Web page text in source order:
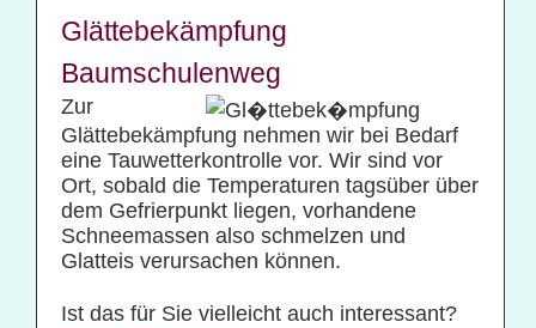
Glättebekämpfung
Baumschulenweg
Zur
Glättebekämpfung nehmen wir bei Bedarf
eine Tauwetterkontrolle vor. Wir sind vor
Ort, sobald die Temperaturen tagsüber über
dem Gefrierpunkt liegen, vorhandene
Schneemassen also schmelzen und
Glatteis verursachen können.
Ist das für Sie vielleicht auch interessant?